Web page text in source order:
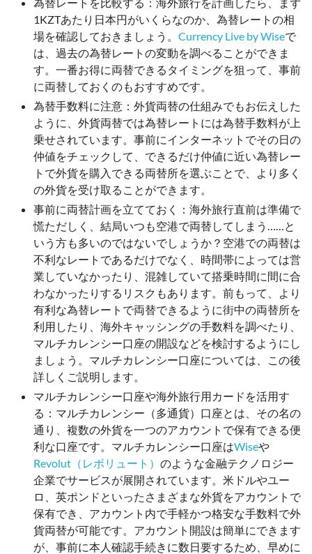
1KZTあたり日本円がいくらなのか、為替レートの相
場を確認しておきましょう。 Currency Live by Wiseで
は、過去の為替レートの変動を調べることができま
す。一番お得に両替できるタイミングを狙って、事前
に両替しておくのもおすすめです。
為替手数料に注意：外貨両替の仕組みでもお伝えした
ように、外貨両替では為替レートには為替手数料が上
乗せされています。事前にインターネットでその日の
仲値をチェックして、できるだけ仲値に近い為替レー
トで外貨を購入できる両替所を選ぶことで、より多く
の外貨を受け取ることができます。
事前に両替計画を立てておく：海外旅行直前は準備で
慌ただしく、結局いつも空港で両替してしまう……と
いう方も多いのではないでしょうか？空港での両替は
不利なレートであるだけでなく、時間帯によっては営
業していなかったり、混雑していて搭乗時間に間に合
わなかったりするリスクもあります。前もって、より
有利な為替レートで両替できるように街中の両替所を
利用したり、海外キャッシングの手数料を調べたり、
マルチカレンシー口座の開設などを検討するようにし
ましょう。マルチカレンシー口座については、この後
詳しくご説明します。
マルチカレンシー口座や海外旅行用カードを活用す
る：マルチカレンシー（多通貨）口座とは、その名の
通り、複数の外貨を一つのアカウントで保有できる便
利な口座です。マルチカレンシー口座はWiseや
Revolut（レボリュート） のような金融テクノロジー
企業でサービスが展開されています。米ドルやユー
ロ、英ポンドといったさまざまな外貨をアカウントで
保有でき、アカウント内で手軽かつ格安な手数料で外
貨両替が可能です。アカウント開設は簡単にできます
が、事前に本人確認手続きに数日要するため、早めに